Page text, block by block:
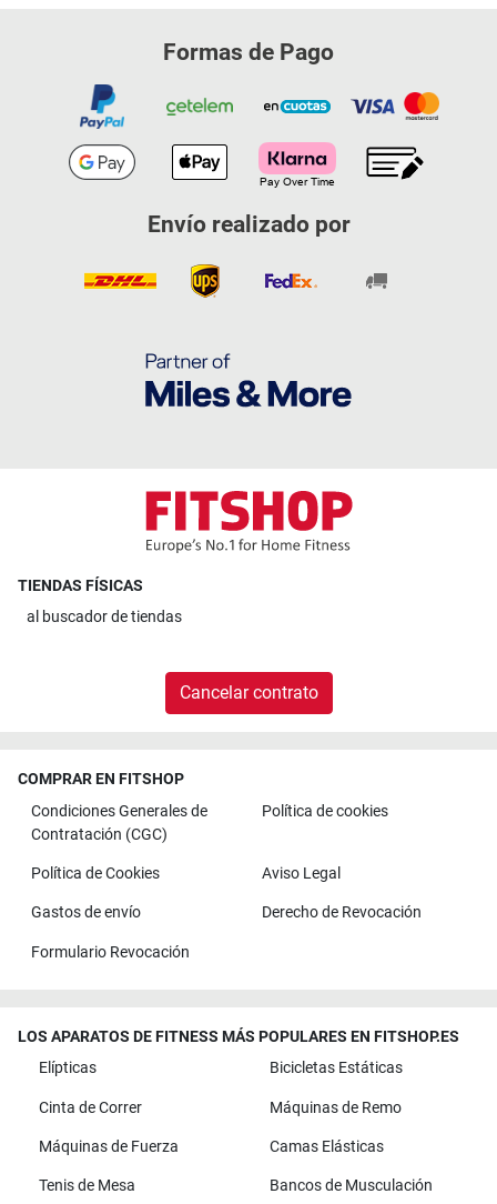
Formas de Pago
Envío realizado por
TIENDAS FÍSICAS
al buscador de tiendas
Cancelar contrato
COMPRAR EN FITSHOP
Condiciones Generales de
Contratación (CGC)
Política de cookies
Política de Cookies Aviso Legal
Gastos de envío Derecho de Revocación
Formulario Revocación
LOS APARATOS DE FITNESS MÁS POPULARES EN FITSHOP.ES
Elípticas
Bicicletas Estáticas
Cinta de Correr Máquinas de Remo
Máquinas de Fuerza Camas Elásticas
Tenis de Mesa Bancos de Musculación